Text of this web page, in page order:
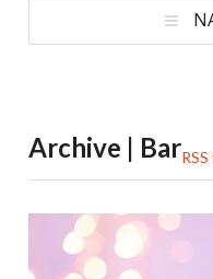
Archive | Bar